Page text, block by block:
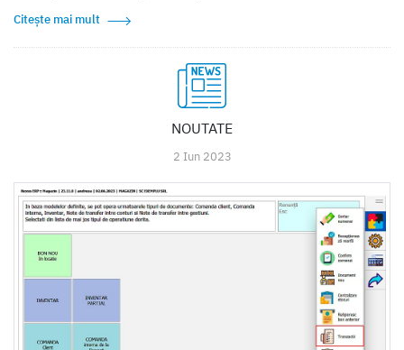
Citește mai mult
NOUTATE
2 Iun 2023